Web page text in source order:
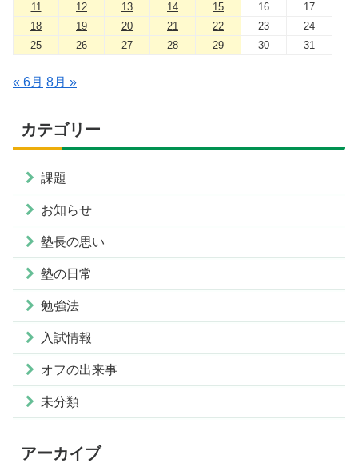
11
12 13 14 15 16
17
18
19 20 21 22 23
24
25
26 27 28 29 30 31
« 6月 8月 »
カテゴリー
課題
お知らせ
塾長の思い
塾の日常
勉強法
入試情報
オフの出来事
未分類
アーカイブ